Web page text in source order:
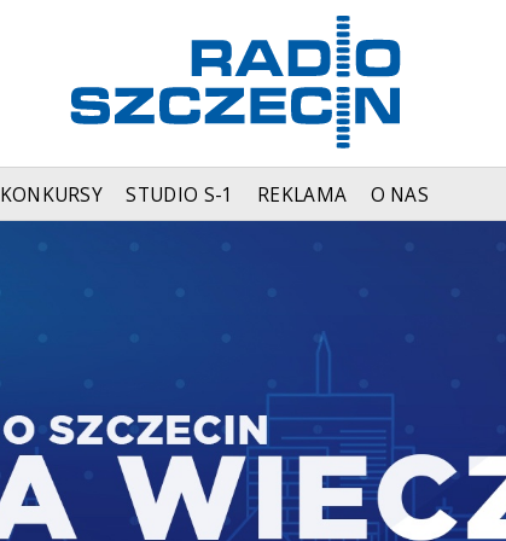
KONKURSY STUDIO S-1 REKLAMA O NAS